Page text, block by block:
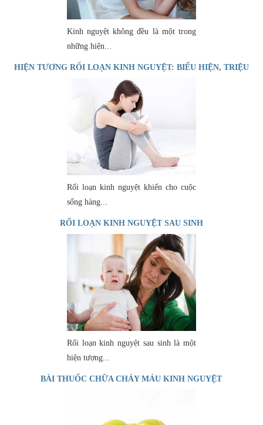
Kinh nguyệt không đều là một trong
những hiện...
HIỆN TƯƠNG RỐI LOẠN KINH NGUYỆT: BIỂU HIỆN, TRIỆU
CHỨNG
Rối loạn kinh nguyệt khiến cho cuộc
sống hàng...
RỐI LOẠN KINH NGUYỆT SAU SINH
Rối loạn kinh nguyệt sau sinh là một
hiện tượng...
BÀI THUỐC CHỮA CHẢY MÁU KINH NGUYỆT